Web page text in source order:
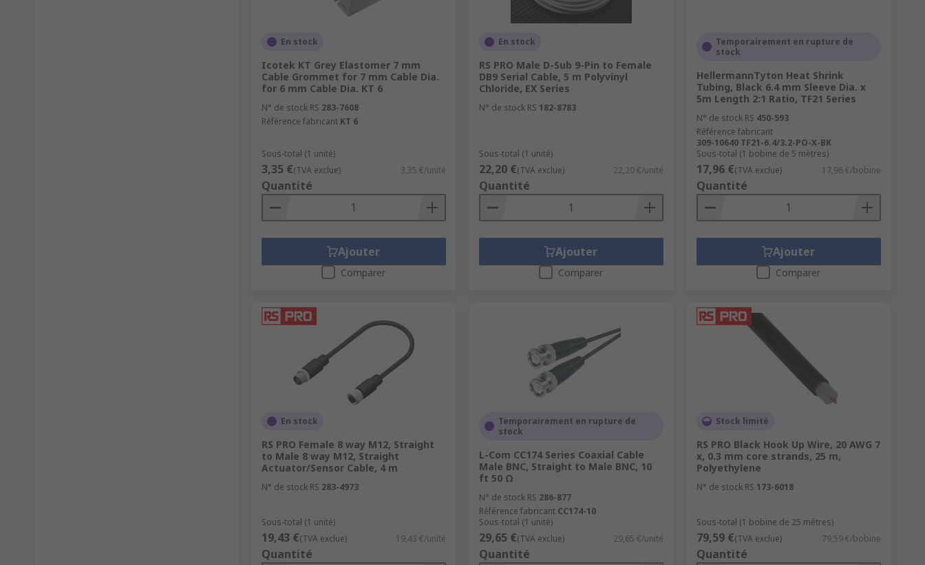
En stock
Icotek KT Grey Elastomer 7 mm
Cable Grommet for 7 mm Cable Dia.
for 6 mm Cable Dia. KT 6
N° de stock RS 283-7608
Référence fabricant KT 6
Sous-total (1 unité)
3,35 €(TVA exclue) 3,35 €/unité
Quantité
Ajouter
Comparer
En stock
RS PRO Male D-Sub 9-Pin to Female
DB9 Serial Cable, 5 m Polyvinyl
Chloride, EX Series
N° de stock RS 182-8783
Sous-total (1 unité)
22,20 €(TVA exclue) 22,20 €/unité
Quantité
Ajouter
Comparer
Temporairement en rupture de
stock
HellermannTyton Heat Shrink
Tubing, Black 6.4 mm Sleeve Dia. x
5m Length 2:1 Ratio, TF21 Series
N° de stock RS 450-593
Référence fabricant
309-10640 TF21-6.4/3.2-PO-X-BK
Sous-total (1 bobine de 5 mètres)
17,96 €(TVA exclue) 17,96 €/bobine
Quantité
Ajouter
Comparer
En stock
RS PRO Female 8 way M12, Straight
to Male 8 way M12, Straight
Actuator/Sensor Cable, 4 m
N° de stock RS 283-4973
Sous-total (1 unité)
19,43 €(TVA exclue) 19,43 €/unité
Quantité
Temporairement en rupture de
stock
L-Com CC174 Series Coaxial Cable
Male BNC, Straight to Male BNC, 10
ft 50 Ω
N° de stock RS 286-877
Référence fabricant CC174-10
Sous-total (1 unité)
29,65 €(TVA exclue) 29,65 €/unité
Quantité
Stock limité
RS PRO Black Hook Up Wire, 20 AWG 7
x, 0.3 mm core strands, 25 m,
Polyethylene
N° de stock RS 173-6018
Sous-total (1 bobine de 25 mètres)
79,59 €(TVA exclue) 79,59 €/bobine
Quantité